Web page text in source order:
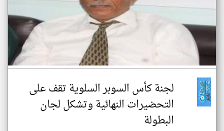
لجنة كأس السوبر السلوية تقف على
التحضيرات النهائية وتشكل لجان
البطولة